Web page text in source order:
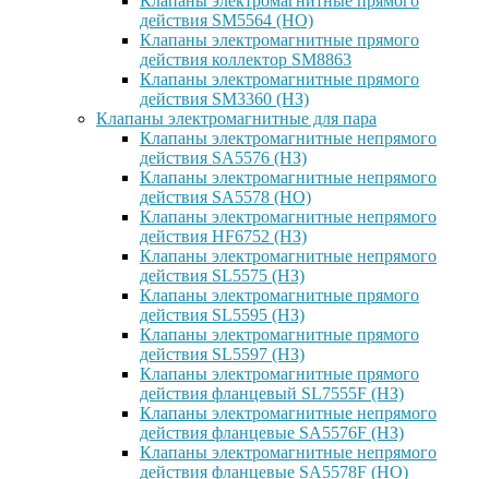
действия SM5564 (НО)
Клапаны электромагнитные прямого
дейcтвия коллектор SM8863
Клапаны электромагнитные прямого
действия SM3360 (НЗ)
Клапаны электромагнитные для пара
Клапаны электромагнитные непрямого
действия SA5576 (НЗ)
Клапаны электромагнитные непрямого
действия SA5578 (НО)
Клапаны электромагнитные непрямого
действия HF6752 (НЗ)
Клапаны электромагнитные непрямого
действия SL5575 (НЗ)
Клапаны электромагнитные прямого
действия SL5595 (НЗ)
Клапаны электромагнитные прямого
действия SL5597 (НЗ)
Клапаны электромагнитные прямого
действия фланцевый SL7555F (НЗ)
Клапаны электромагнитные непрямого
действия фланцевые SA5576F (НЗ)
Клапаны электромагнитные непрямого
действия фланцевые SA5578F (НО)